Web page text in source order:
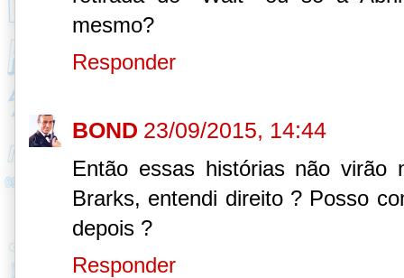
mesmo?
Responder
BOND 23/09/2015, 14:44
Então essas histórias não virão
Brarks, entendi direito ? Posso
depois ?
Responder